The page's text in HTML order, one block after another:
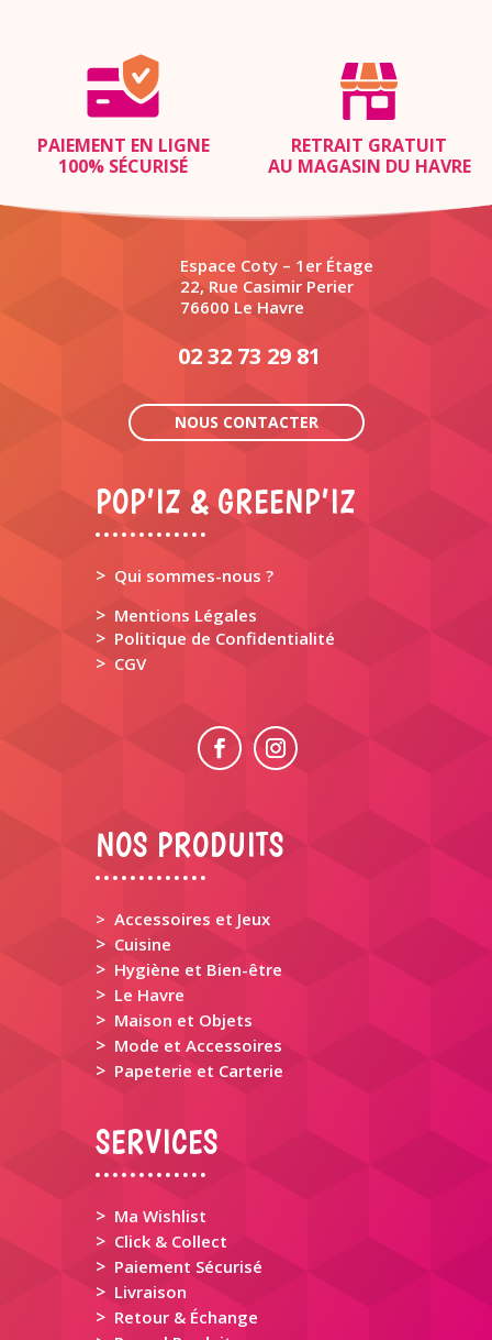
PAIEMENT EN LIGNE
100% SÉCURISÉ
RETRAIT GRATUIT
AU MAGASIN DU HAVRE
Espace Coty – 1er Étage
22, Rue Casimir Perier
76600 Le Havre
02 32 73 29 81
NOUS CONTACTER
POP’IZ & GREENP’IZ
> Qui sommes-nous ?
> Mentions Légales
> Politique de Confidentialité
> CGV
NOS PRODUITS
> Accessoires et Jeux
> Cuisine
> Hygiène et Bien-être
> Le Havre
> Maison et Objets
> Mode et Accessoires
> Papeterie et Carterie
SERVICES
> Ma Wishlist
> Click & Collect
> Paiement Sécurisé
> Livraison
> Retour & Échange